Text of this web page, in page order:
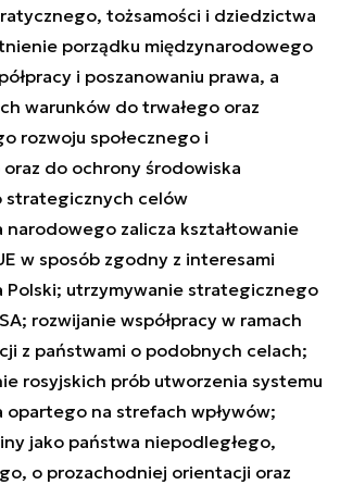
tożsamości i dziedzictwa
porządku międzynarodowego
i poszanowaniu prawa, a
warunków do trwałego oraz
rozwoju społecznego i
do ochrony środowiska
strategicznych celów
narodowego zalicza kształtowanie
w sposób zgodny z interesami
Polski; utrzymywanie strategicznego
rozwijanie współpracy w ramach
z państwami o podobnych celach;
rosyjskich prób utworzenia systemu
opartego na strefach wpływów;
jako państwa niepodległego,
o prozachodniej orientacji oraz